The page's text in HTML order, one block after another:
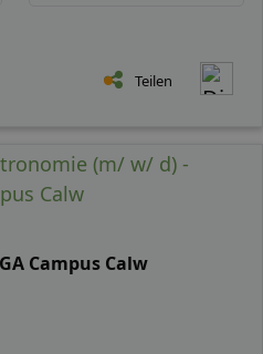
Teilen
(m/ w/ d) -
Calw
Campus Calw